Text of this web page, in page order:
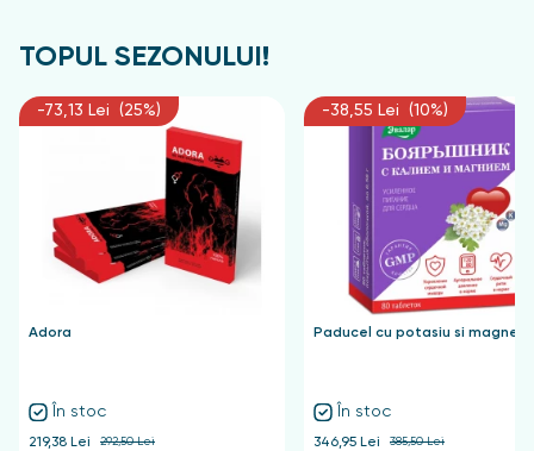
TOPUL SEZONULUI!
-73,13 Lei (25%)
Adora
În stoc
219,38 Lei 292,50 Lei
-38,55 Lei (10%)
Paducel cu potasiu si
În stoc
346,95 Lei 385,50 Lei